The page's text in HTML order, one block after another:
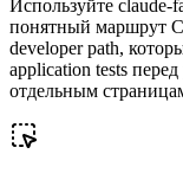
Используйте claude-
понятный маршрут
developer path,
application tests
отдельным